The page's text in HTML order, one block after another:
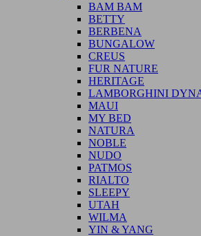
BAM BAM
BETTY
BERBENA
BUNGALOW
CREUS
FUR NATURE
HERITAGE
LAMBORGHINI
MAUI
MY BED
NATURA
NOBLE
NUDO
PATMOS
RIALTO
SLEEPY
UTAH
WILMA
YIN & YANG